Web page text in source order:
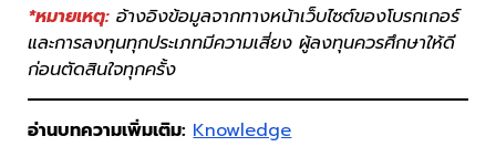
*หมายเหตุ: อ้างอิงข้อมูลจากทางหน้าเว็บไซต์ของโบรกเกอร์
และการลงทุนทุกประเภทมีความเสี่ยง ผู้ลงทุนควรศึกษาให้ดี
ก่อนตัดสินใจทุกครั้ง
อ่านบทความเพิ่มเติม: Knowledge